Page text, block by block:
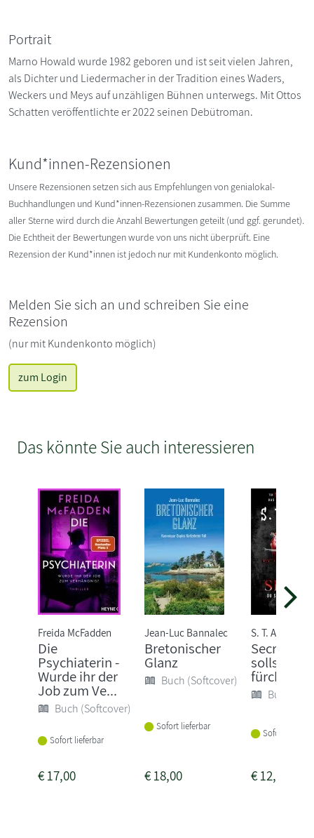
Portrait
Marno Howald wurde 1982 geboren und ist seit vielen Jahren,
als Dichter und Liedermacher in der Tradition eines Waders,
Weckers und Meys auf unzähligen Bühnen unterwegs. Mit Ottos
Schatten veröffentlichte er 2022 seinen Debütroman.
Kund*innen-Rezensionen
Unsere Rezensionen setzen sich aus Empfehlungen von genialokal-
Buchhandlungen und Kund*innen-Rezensionen zusammen. Die Summe
aller Sterne wird durch die Anzahl Bewertungen geteilt (und ggf. gerundet).
Die Echtheit der Bewertungen wurde von uns nicht überprüft. Eine
Rezension der Kund*innen ist jedoch nur mit Kundenkonto möglich.
Melden Sie sich an und schreiben Sie eine
Rezension
(nur mit Kundenkonto möglich)
zum Login
Das könnte Sie auch interessieren
Freida McFadden
Die
Psychiaterin -
Wurde ihr der
Job zum Ve...
Buch (Softcover)
Sofort lieferbar
€17,00
Jean-Luc Bannalec
Bretonischer
Glanz
Buch (Softcover)
Sofort lieferbar
€18,00
S. T. Abby
Secret -
sollst
fürchten
Buch
Sofort
€12,00